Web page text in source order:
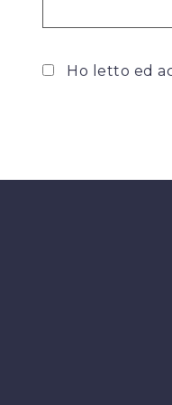
Ho letto ed